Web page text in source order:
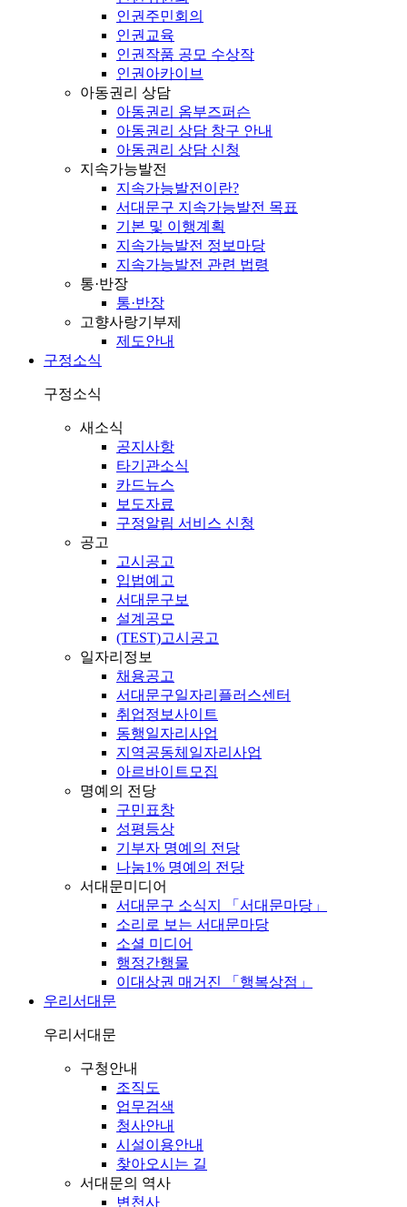
인권주민회의
인권교육
인권작품 공모 수상작
인권아카이브
아동권리 상담
아동권리 옴부즈퍼슨
아동권리 상담 창구 안내
아동권리 상담 신청
지속가능발전
지속가능발전이란?
서대문구 지속가능발전 목표
기본 및 이행계획
지속가능발전 정보마당
지속가능발전 관련 법령
통·반장
통·반장
고향사랑기부제
제도안내
구정소식
구정소식
새소식
공지사항
타기관소식
카드뉴스
보도자료
구정알림 서비스 신청
공고
고시공고
입법예고
서대문구보
설계공모
(TEST)고시공고
일자리정보
채용공고
서대문구일자리플러스센터
취업정보사이트
동행일자리사업
지역공동체일자리사업
아르바이트모집
명예의 전당
구민표창
성평등상
기부자 명예의 전당
나눔1% 명예의 전당
서대문미디어
서대문구 소식지 「서대문마당」
소리로 보는 서대문마당
소셜 미디어
행정간행물
이대상권 매거진 「행복상점」
우리서대문
우리서대문
구청안내
조직도
업무검색
청사안내
시설이용안내
찾아오시는 길
서대문의 역사
변천사